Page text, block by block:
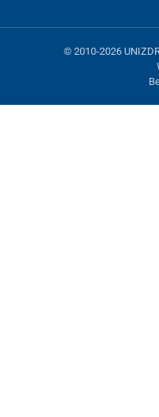
© 2010-2026